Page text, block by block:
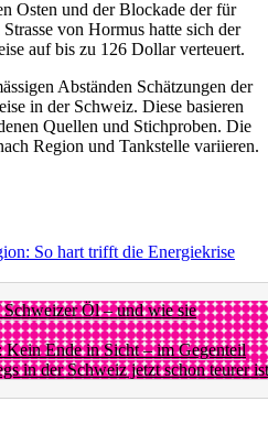
Osten und der Blockade der für
von Hormus hatte sich der
auf bis zu 126 Dollar verteuert.
Abständen Schätzungen der
in der Schweiz. Diese basieren
Quellen und Stichproben. Die
Region und Tankstelle variieren.
So hart trifft die Energiekrise
Öl – und wie sie
Kein Ende in Sicht – im Gegenteil
in der Schweiz jetzt schon teurer ist